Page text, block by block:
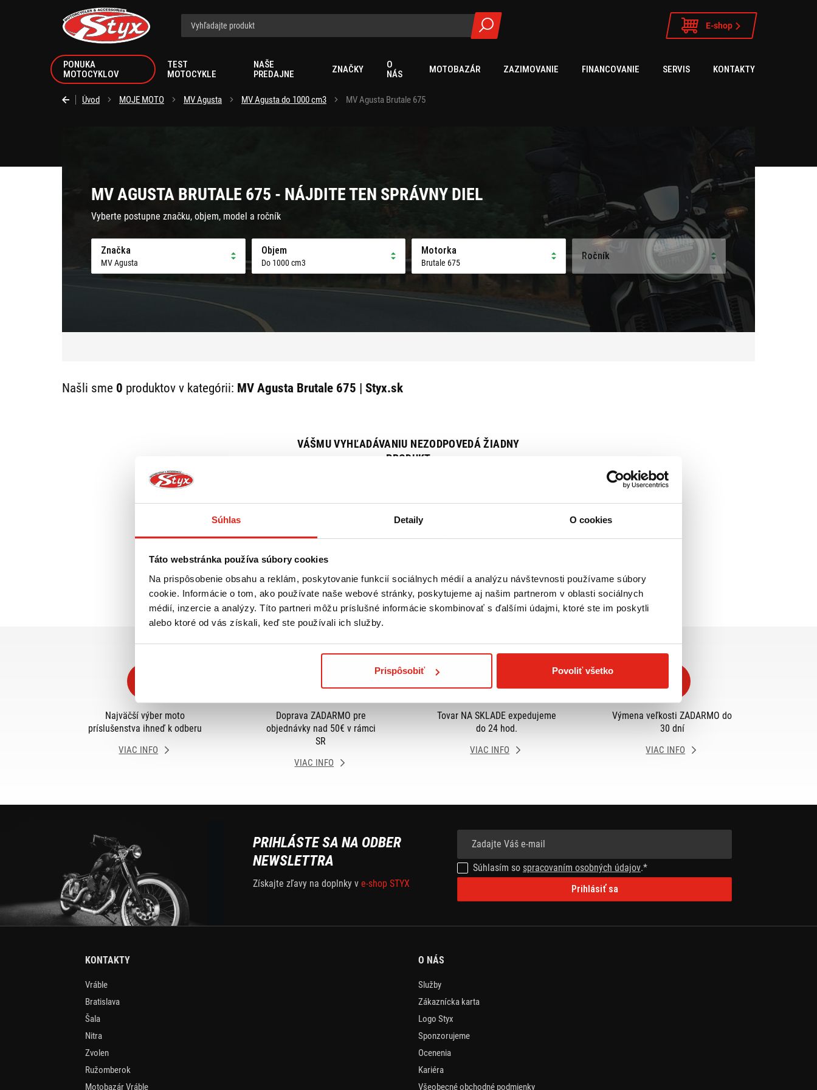
Súhlas Detaily O cookies
Táto webstránka používa súbory cookies
Na prispôsobenie obsahu a reklám, poskytovanie funkcií sociálnych médií a analýzu návštevnosti používame súbory
cookie. Informácie o tom, ako používate naše webové stránky, poskytujeme aj našim partnerom v oblasti sociálnych
médií, inzercie a analýzy. Títo partneri môžu príslušné informácie skombinovať s ďalšími údajmi, ktoré ste im poskytli
alebo ktoré od vás získali, keď ste používali ich služby.
Prispôsobiť Povoliť všetko
Styx.sk
E-shop
PONUKA
MOTOCYKLOV
TEST
MOTOCYKLE
NAŠE
PREDAJNE
ZNAČKY
O
NÁS
MOTOBAZÁR ZAZIMOVANIE FINANCOVANIE SERVIS KONTAKTY
Úvod MOJE MOTO MV Agusta MV Agusta do 1000 cm3 MV Agusta Brutale 675
MV AGUSTA BRUTALE 675 - NÁJDITE TEN SPRÁVNY DIEL
Vyberte postupne značku, objem, model a ročník
Značka
MV Agusta
Objem
Do 1000 cm3
Motorka
Brutale 675
Ročník
Našli sme 0 produktov v kategórii: MV Agusta Brutale 675 | Styx.sk
VÁŠMU VYHĽADÁVANIU NEZODPOVEDÁ ŽIADNY
PRODUKT
Najväčší výber moto
príslušenstva ihneď k odberu
VIAC INFO
Doprava ZADARMO pre
objednávky nad 50€ v rámci
SR
VIAC INFO
Tovar NA SKLADE expedujeme
do 24 hod.
VIAC INFO
Výmena veľkosti ZADARMO do
30 dní
VIAC INFO
PRIHLÁSTE SA NA ODBER
NEWSLETTRA
Získajte zľavy na doplnky v e-shop STYX
Súhlasím so spracovaním osobných údajov.*
Prihlásiť sa
KONTAKTY
Vráble
Bratislava
Šala
Nitra
Zvolen
Ružomberok
Motobazár Vráble
O NÁS
Služby
Zákaznícka karta
Logo Styx
Sponzorujeme
Ocenenia
Kariéra
Všeobecné obchodné podmienky